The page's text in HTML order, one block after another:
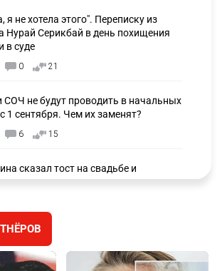
не хотела этого". Переписку из
Нурай Серикбай в день похищения
в суде
0 21
не будут проводить в начальных
1 сентября. Чем их заменят?
6 15
сказал тост на свадьбе и
уголовное дело
утро, друзья! Предлагаем обзор
за 4 августа